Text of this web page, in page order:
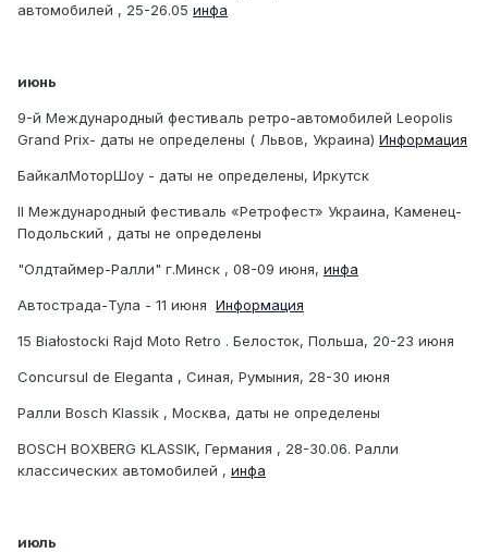
автомобилей , 25-26.05 инфа
июнь
9-й Международный фестиваль ретро-автомобилей Leopolis
Grand Prix- даты не определены ( Львов, Украина) Информация
БайкалМоторШоу - даты не определены, Иркутск
II Международный фестиваль «Ретрофест» Украина, Каменец-
Подольский , даты не определены
"Олдтаймер-Ралли" г.Минск , 08-09 июня, инфа
Автострада-Тула - 11 июня Информация
15 Białostocki Rajd Moto Retro . Белосток, Польша, 20-23 июня
Concursul de Eleganta , Синая, Румыния, 28-30 июня
Ралли Bosch Klassik , Москва, даты не определены
BOSCH BOXBERG KLASSIK, Германия , 28-30.06. Ралли
классических автомобилей , инфа
июль